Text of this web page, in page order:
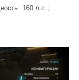
160 л.c.;